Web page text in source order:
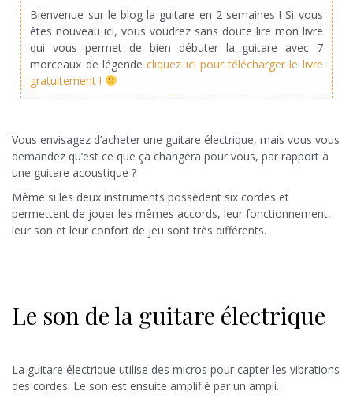
Bienvenue sur le blog la guitare en 2 semaines ! Si vous
êtes nouveau ici, vous voudrez sans doute lire mon livre
qui vous permet de bien débuter la guitare avec 7
morceaux de légendecliquez ici pour télécharger le livre
gratuitement !
Vous envisagez d’acheter une guitare électrique, mais vous vous
demandez qu’est ce que ça changera pour vous, par rapport à
une guitare acoustique ?
Même si les deux instruments possèdent six cordes et
permettent de jouer les mêmes accords, leur fonctionnement,
leur son et leur confort de jeu sont très différents.
Le son de la guitare électrique
La guitare électrique utilise des micros pour capter les vibrations
des cordes. Le son est ensuite amplifié par un ampli.